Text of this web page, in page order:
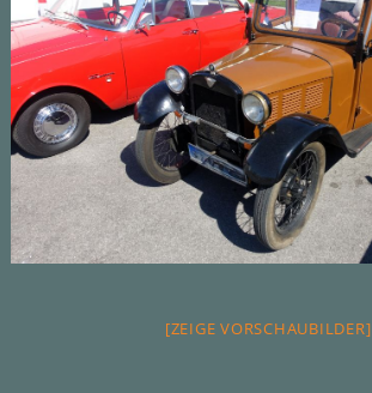
[ZEIGE VORSCHAUBILDER]